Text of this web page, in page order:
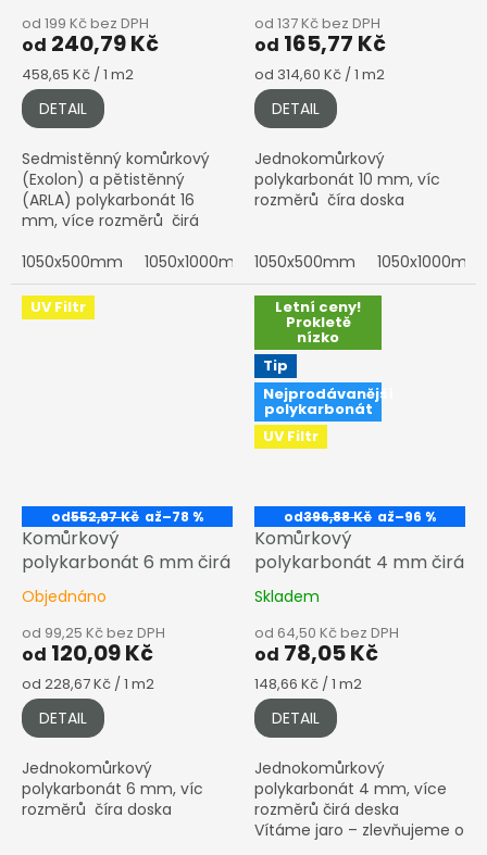
od 199 Kč bez DPH
od 240,79 Kč
Měrná
cena:
458,65 Kč / 1 m2
DETAIL
Sedmistěnný komůrkový
(Exolon) a pětistěnný
(ARLA) polykarbonát 16
mm, více rozměrů čirá
1050x500mm
1050x1000mm 1050x1500mm
od 137 Kč bez DPH
od 165,77 Kč
Měrná
cena:
od 314,60 Kč / 1 m2
DETAIL
Jednokomůrkový
polykarbonát 10 mm, víc
rozměrů číra doska
1050x500mm 1050x1000mm
UV Filtr
od552,97 Kč až–78 %
Komůrkový
polykarbonát 6 mm čirá
Objednáno
od 99,25 Kč bez DPH
od 120,09 Kč
Měrná
cena:
od 228,67 Kč / 1 m2
DETAIL
Jednokomůrkový
polykarbonát 6 mm, víc
rozměrů číra doska
Letní ceny!
Prokletě
nízko
Tip
Nejprodávanější
polykarbonát
UV Filtr
od396,88 Kč až–96 %
Komůrkový
polykarbonát 4 mm čirá
Skladem
od 64,50 Kč bez DPH
od 78,05 Kč
Měrná
cena:
148,66 Kč / 1 m2
DETAIL
Jednokomůrkový
polykarbonát 4 mm, více
rozměrů čirá deska
Vítáme jaro – zlevňujeme o